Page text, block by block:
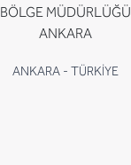
BÖLGE MÜDÜRLÜĞÜ
ANKARA
ANKARA - TÜRKİYE